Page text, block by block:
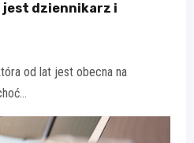
jest dziennikarz i
od lat jest obecna na